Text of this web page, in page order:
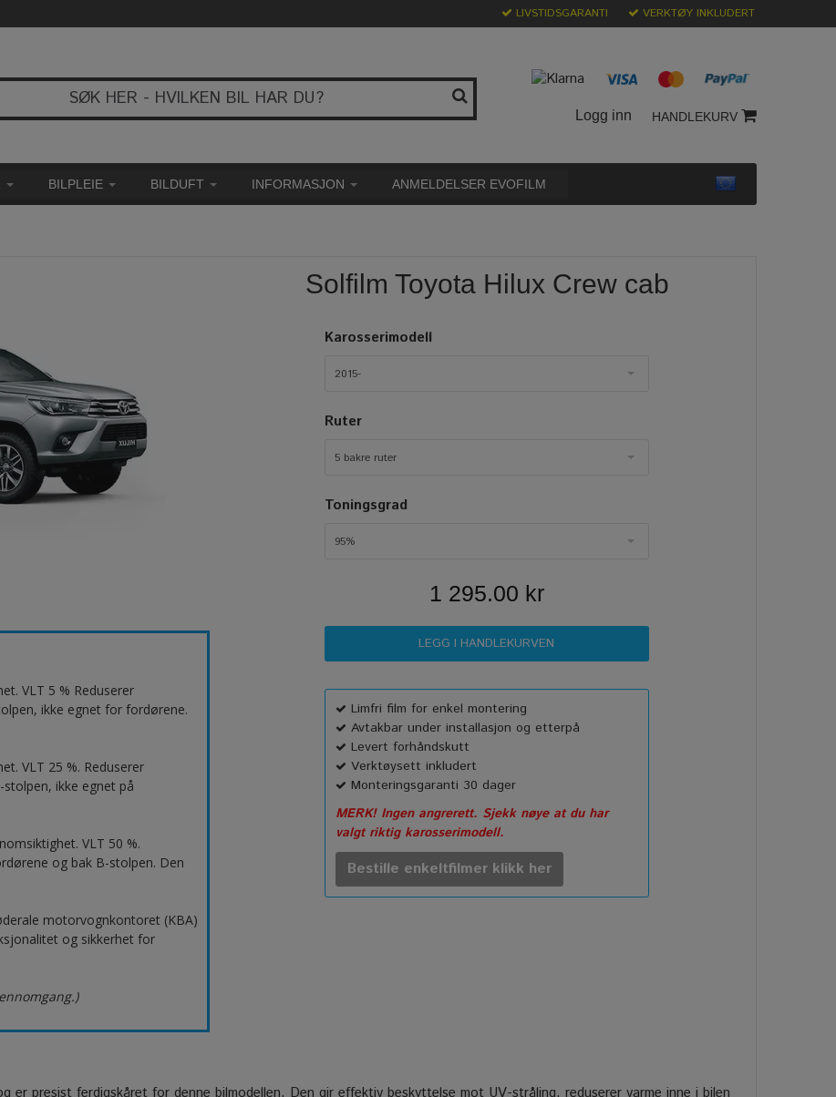
LIVSTIDSGARANTI VERKTØY INKLUDERT
Logg inn HANDLEKURV
BILPLEIE BILDUFT INFORMASJON ANMELDELSER EVOFILM
VLT 5 % Reduserer
ikke egnet for fordørene.
VLT 25 %. Reduserer
ikke egnet på
VLT 50 %.
og bak B-stolpen. Den
motorvognkontoret (KBA)
og sikkerhet for
Solfilm Toyota Hilux Crew cab
Karosserimodell
2015-
Ruter
5 bakre ruter
Toningsgrad
95%
1 295.00 kr
Limfri film for enkel montering
Avtakbar under installasjon og etterpå
Levert forhåndskutt
Verktøysett inkludert
Monteringsgaranti 30 dager
MERK! Ingen angrerett. Sjekk nøye at du har
valgt riktig karosserimodell.
Bestille enkeltfilmer klikk her
er presist ferdigskåret for denne bilmodellen. Den gir effektiv beskyttelse mot UV-stråling, reduserer varme inne i bilen